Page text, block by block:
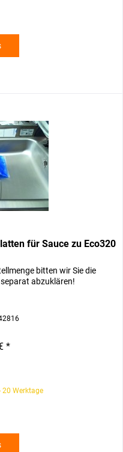
für Sauce zu Eco320
bitten wir Sie die
abzuklären!
*
20 Werktage